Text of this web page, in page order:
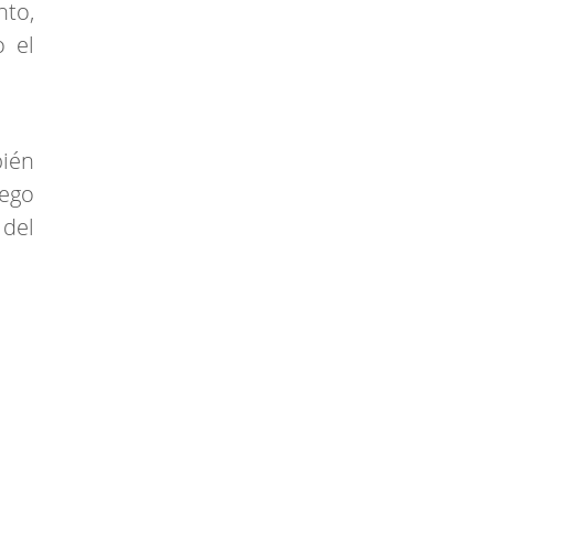
el